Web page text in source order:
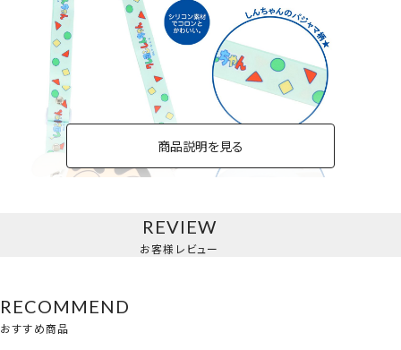
商品説明を見る
REVIEW
お客様レビュー
RECOMMEND
おすすめ商品